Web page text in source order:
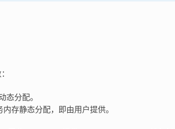
态分配。
存静态分配，即由用户提供。